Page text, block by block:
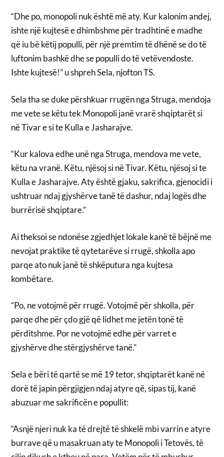
“Dhe po, monopoli nuk është më aty. Kur kalonim andej,
ishte një kujtesë e dhimbshme për tradhtinë e madhe
që iu bë këtij populli, për një premtim të dhënë se do të
luftonim bashkë dhe se populli do të vetëvendoste.
Ishte kujtesë!” u shpreh Sela, njofton TS.
Sela tha se duke përshkuar rrugën nga Struga, mendoja
me vete se këtu tek Monopoli janë vrarë shqiptarët si
në Tivar e si te Kulla e Jasharajve.
“Kur kalova edhe unë nga Struga, mendova me vete,
këtu na vranë. Këtu, njësoj si në Tivar. Këtu, njësoj si te
Kulla e Jasharajve. Aty është gjaku, sakrifica, gjenocidi i
ushtruar ndaj gjyshërve tanë të dashur, ndaj logës dhe
burrërisë shqiptare.”
Ai theksoi se ndonëse zgjedhjet lokale kanë të bëjnë me
nevojat praktike të qytetarëve si rrugë, shkolla apo
parqe ato nuk janë të shkëputura nga kujtesa
kombëtare.
“Po, ne votojmë për rrugë. Votojmë për shkolla, për
parqe dhe për çdo gjë që lidhet me jetën tonë të
përditshme. Por ne votojmë edhe për varret e
gjyshërve dhe stërgjyshërve tanë.”
Sela e bëri të qartë se më 19 tetor, shqiptarët kanë në
dorë të japin përgjigjen ndaj atyre që, sipas tij, kanë
abuzuar me sakrificën e popullit:
“Asnjë njeri nuk ka të drejtë të shkelë mbi varrin e atyre
burrave që u masakruan aty te Monopoli i Tetovës, të